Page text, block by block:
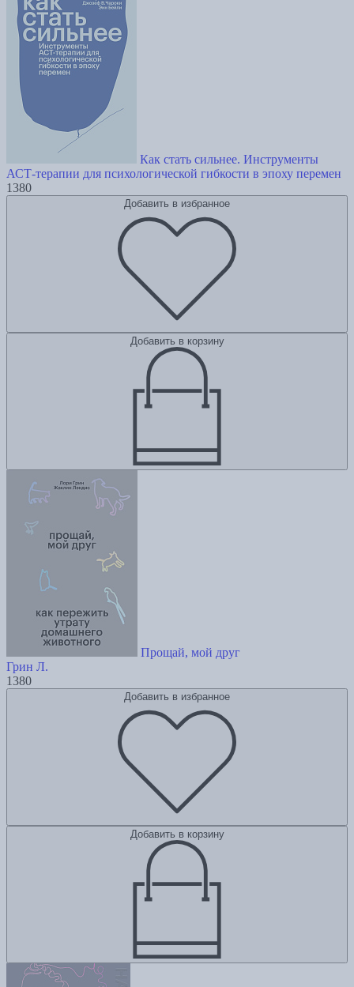
Как стать сильнее. Инструменты
АСТ-терапии для психологической гибкости в эпоху перемен
1380
Добавить в избранное
Добавить в корзину
Прощай, мой друг
Грин Л.
1380
Добавить в избранное
Добавить в корзину